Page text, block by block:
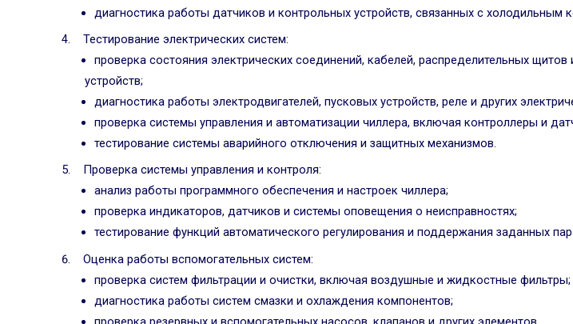
диагностика работы датчиков и контрольных устройств, связанных с холодильным
Тестирование электрических систем:
проверка состояния электрических соединений, кабелей, распределительных
устройств;
диагностика работы электродвигателей, пусковых устройств, реле и других
проверка системы управления и автоматизации чиллера, включая контроллеры и
тестирование системы аварийного отключения и защитных механизмов.
Проверка системы управления и контроля:
анализ работы программного обеспечения и настроек чиллера;
проверка индикаторов, датчиков и системы оповещения о неисправностях;
тестирование функций автоматического регулирования и поддержания заданных
Оценка работы вспомогательных систем:
проверка систем фильтрации и очистки, включая воздушные и жидкостные фильтры;
диагностика работы систем смазки и охлаждения компонентов;